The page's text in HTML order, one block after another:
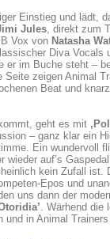
Einstieg und lädt,
Jules, direkt zum
Vox von Natasha
Diva Vocals
er im Buche steht –
zeigen Animal
Beat und
geht es mit
– ganz klar ein
Ein wundervoll
wieder auf’s
kein Zufall ist.
Epos und
uns dann der
. Wärhend die
und in Animal